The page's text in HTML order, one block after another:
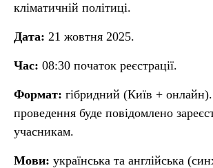
кліматичній політиці.
Дата: 21 жовтня 2025.
Час: 08:30 початок реєстрації.
Формат: гібридний (Київ +
проведення буде повідомлено
учасникам.
Мови: українська та англійська